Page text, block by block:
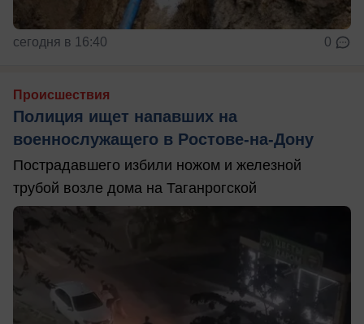
сегодня в 16:40 0
Происшествия
Полиция ищет напавших на
военнослужащего в Ростове-на-Дону
Пострадавшего избили ножом и железной
трубой возле дома на Таганрогской